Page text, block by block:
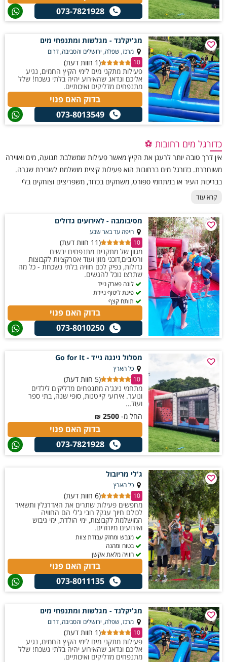
073-7821928
מג'יקלנד - מגלשות ומתנפחי מים
מרכז, שפלה, ירושלים והסביבה, דרום
10
(1 חוות דעת)
פעילות מתקני מים לימי הקיץ החמים, נגיע
אליכם ונדאג שהאירוע יהיה בלתי נשכח! שלל
מתנפחים מדליקים ואיכותיים.
בדוק האם פנוי
073-8013549
כדורגל מים רחובות ⚽
אין דרך טובה יותר לרענן את הקיץ מאשר פעילות שמשלבת תנועה, מים ואווירה
משוחררת. כדורגל מים ברחובות הוא פעילות קיצית מושלמת לשבירת שגרה.
בבריכות העיר או במתחמי ספורט, משחקים בכדור, משפריצים וצוחקים בלי
הפסקה. מתאים למשפחות, קבוצות חברים וימי גיבוש שרוצים גם ספורט, גם
קודם – רק להגיע עם מצב רוח טוב. השילוב בין פעילות ספורטיבית למים
מרעננים יוצר חוויה אנרגטית ומגבשת במיוחד. כך כל מפגש הופך לאירוע קיצי
מלא חיוכים, אקשן ורגעים כיפיים שזוכרים הרבה אחרי שהמים מתייבשים.
קרא עוד
מסיבומבה - לאירועים גדולים
חיפה עד באר שבע
10
(11 חוות דעת)
מגוון של מתקנים מתנפחים יבשים
ורטובים,דוכני מזון ועוד אטרקציות לקבוצות
גדולות, נפיק לכם חוויה בלתי נשכחת - כל מה
שתרצו נוכל להגשים.
לונה פארק נייד
פינת ליטוף ניידת
תותח קצף
בדוק האם פנוי
073-8010250
מסלול נינגה נייד - Go for It
כל הארץ
10
(5 חוות דעת)
מתחמי נינג'ה מתנפחים מדליקים לילדים
ונוער. אירועי קייטנות, סופי שנה, בתי ספר
ועוד…
החל מ- 2500
₪
בדוק האם פנוי
073-7821928
ג'לי מריובול
כל הארץ
10
(6 חוות דעת)
מחפשים פעילות שתרים את האדרנלין ותשאיר
לכולם חיוך ענק? רובי ג'לי הם החוויה
המושלמת לקבוצות, ימי הולדת, ימי גיבוש
ואירועים מיוחדים.
מגבש ומחזק עבודת צוות
בטוח ומהנה
חוויה מלאת אקשן
בדוק האם פנוי
073-8011135
מג'יקלנד - מגלשות ומתנפחי מים
מרכז, שפלה, ירושלים והסביבה, דרום
10
(1 חוות דעת)
פעילות מתקני מים לימי הקיץ החמים, נגיע
אליכם ונדאג שהאירוע יהיה בלתי נשכח! שלל
מתנפחים מדליקים ואיכותיים.